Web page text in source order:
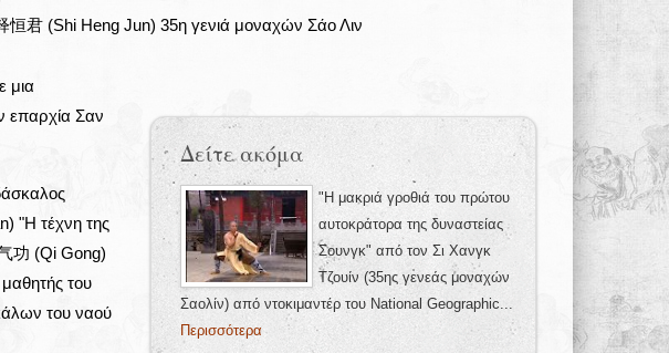
恒君 (Shi Heng Jun) 35η γενιά μοναχών Σάο Λιν
μια
επαρχία Σαν
"Η τέχνη της
功 (Qi Gong)
του
του ναού
Δείτε ακόμα
"Η μακριά γροθιά του πρώτου
αυτοκράτορα της δυναστείας
Σουνγκ" από τον Σι Χανγκ
Τζουίν (35ης γενεάς μοναχών
Σαολίν) από ντοκιμαντέρ του National Geographic...
Περισσότερα